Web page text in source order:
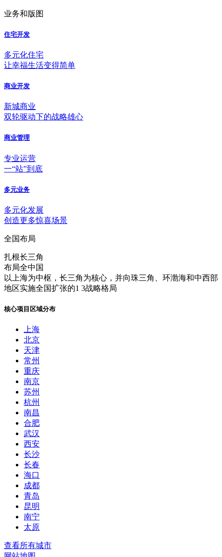
业务和版图
住宅开发
多元化住宅
让幸福生活变得简单
商业开发
新城商业
双轮驱动下的战略雄心
商业管理
专业运营
一“站”到底
多元业务
多元化发展
创造更多惊喜场景
全国布局
扎根长三角
布局全中国
以上海为中枢，长三角为核心，并向珠三角、环渤海和中西部
地区实施全国扩张的1 3战略格局
核心项目区域分布
上海
北京
天津
常州
重庆
南京
苏州
杭州
南昌
合肥
武汉
西安
长沙
长春
海口
成都
青岛
昆明
南宁
太原
查看所有城市